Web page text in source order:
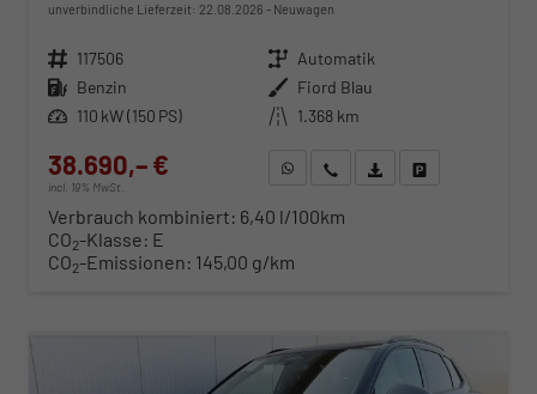
unverbindliche Lieferzeit: 22.08.2026 Neuwagen
Fahrzeugnr. 117506 Getriebe Automatik
Kraftstoff Benzin Außenfarbe Fiord Blau
Leistung 110 kW (150 PS) Kilometerstand 1.368 km
38.690,– €
incl. 19% MwSt.
WhatsApp anfragen
Wir rufen Sie anFahrzeugexposé (PDF)
Verbrauch kombiniert: 6,40 l/100km
CO2-Klasse: E
CO2-Emissionen: 145,00 g/km